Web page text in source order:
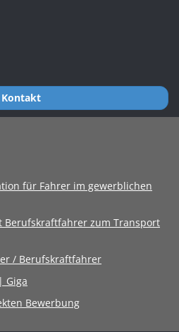
Kontakt
für Fahrer im gewerblichen
Berufskraftfahrer zum Transport
/ Berufskraftfahrer
Giga
Bewerbung